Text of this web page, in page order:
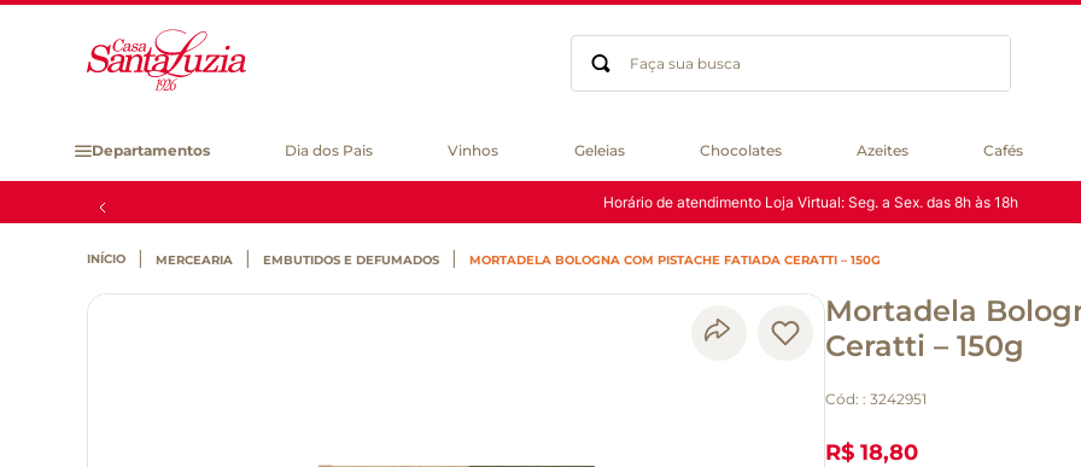
Faça sua busca
Departamentos Dia dos Pais Vinhos Geleias Chocolates Azeites Cafés
Horário de atendimento Loja Virtual: Seg. a Sex. das 8h às 18h
MERCEARIA EMBUTIDOS E DEFUMADOS MORTADELA BOLOGNA COM PISTACHE FATIADA CERATTI – 150G
Mortadela
Ceratti – 150g
Cód: : 3242951
R$ 18,80
gluten
chocolate